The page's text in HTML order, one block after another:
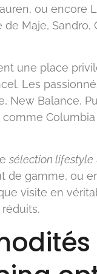
ou encore
Maje, Sandro,
une place
Les
Balance,
sélection lifestyle
de gamme, ou
visite en